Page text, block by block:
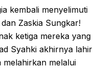
kembali menyelimuti
Zaskia Sungkar!
ketiga mereka yang
Syahki akhirnya lahir
melahirkan melalui